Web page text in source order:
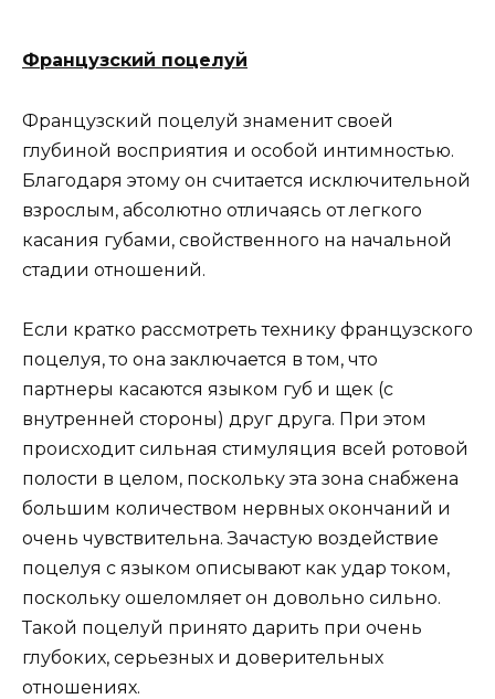
Французский поцелуй
Французский поцелуй знаменит своей
глубиной восприятия и особой интимностью.
Благодаря этому он считается исключительной
взрослым, абсолютно отличаясь от легкого
касания губами, свойственного на начальной
стадии отношений.
Если кратко рассмотреть технику французского
поцелуя, то она заключается в том, что
партнеры касаются языком губ и щек (с
внутренней стороны) друг друга. При этом
происходит сильная стимуляция всей ротовой
полости в целом, поскольку эта зона снабжена
большим количеством нервных окончаний и
очень чувствительна. Зачастую воздействие
поцелуя с языком описывают как удар током,
поскольку ошеломляет он довольно сильно.
Такой поцелуй принято дарить при очень
глубоких, серьезных и доверительных
отношениях.